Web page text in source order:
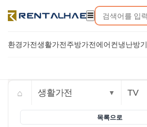
☰
환경가전생활가전주방가전에어컨냉난방기
Trusted rental commerce storefront
⌂ 생활가전 ▼ TV
목록으로